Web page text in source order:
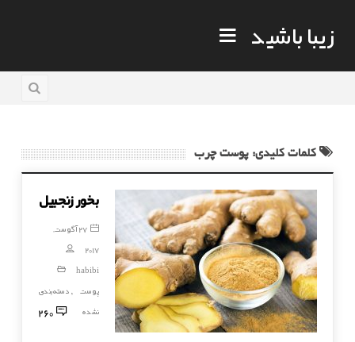
زیبا باشید
کلمات کلیدی: پوست چرب
بخور زنجبیل
27 آگوست,
2017
habibi
پوست
, دسته‌بندی
نشده
260